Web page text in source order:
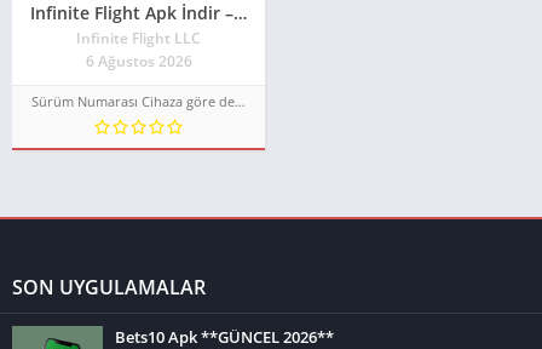
Infinite Flight Apk İndir – Uçuş Simulatörü Hileli 2026**
Infinite Flight LLC
6 Ağustos 2026
Sürüm Numarası Cihaza göre değişir
SON UYGULAMALAR
Bets10 Apk **GÜNCEL 2026**